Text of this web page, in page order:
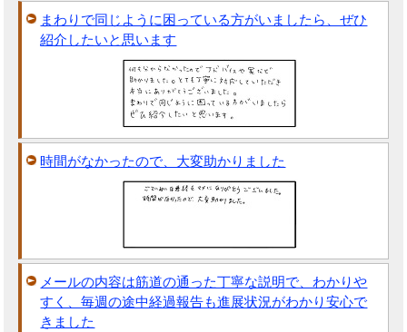
まわりで同じように困っている方がいましたら、ぜひ
紹介したいと思います
時間がなかったので、大変助かりました
メールの内容は筋道の通った丁寧な説明で、わかりや
すく、毎週の途中経過報告も進展状況がわかり安心で
きました